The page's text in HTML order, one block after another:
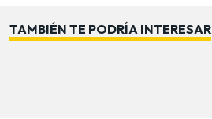
TAMBIÉN TE PODRÍA INTERESAR